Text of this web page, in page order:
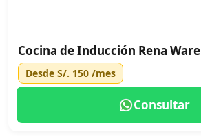
Cocina de Inducción Rena Ware
Desde S/. 150 /mes
Consultar